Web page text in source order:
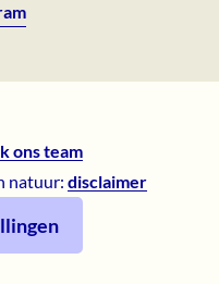
ons team
natuur: disclaimer